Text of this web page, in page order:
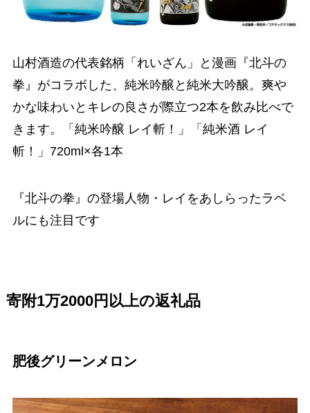
山村酒造の代表銘柄「れいざん」と漫画『北斗の
拳』がコラボした、純米吟醸と純米大吟醸。爽や
かな味わいとキレの良さが際立つ2本を飲み比べで
きます。「純米吟醸 レイ斬！」「純米酒 レイ
斬！」720ml×各1本
『北斗の拳』の登場人物・レイをあしらったラベ
ルにも注目です
寄附1万2000円以上の返礼品
肥後グリーンメロン